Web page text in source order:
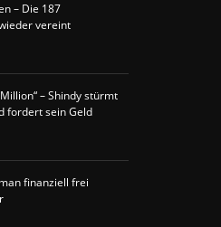
– Die 187
vereint
– Shindy stürmt
fordert sein Geld
finanziell frei